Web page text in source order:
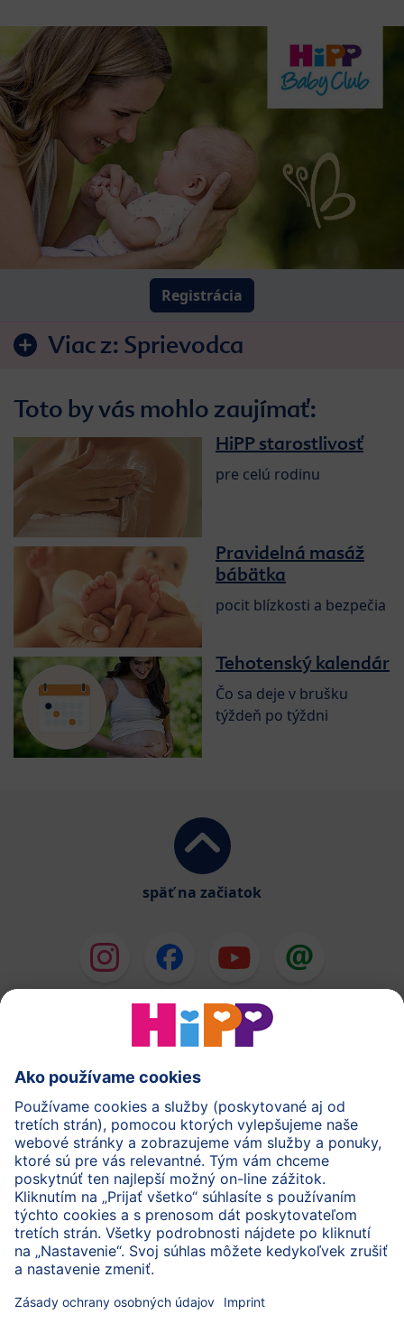
Registrácia
Viac z: Sprievodca
Toto by vás mohlo zaujímať:
HiPP starostlivosť
pre celú rodinu
Pravidelná masáž
bábätka
pocit blízkosti a bezpečia
Tehotenský kalendár
Čo sa deje v brušku
týždeň po týždni
späť na začiatok
HiPP Mlieka
HiPP Príkrmy
HiPP Tehotenstvo
Ochrana osobných údajov
Cookies a pravidlá používania webovej stránky
Imprint
O spoločnosti HiPP Kontakt